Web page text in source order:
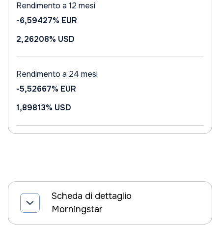
Rendimento a 12 mesi
-6,59427% EUR
2,26208% USD
Rendimento a 24 mesi
-5,52667% EUR
1,89813% USD
Scheda di dettaglio
Morningstar